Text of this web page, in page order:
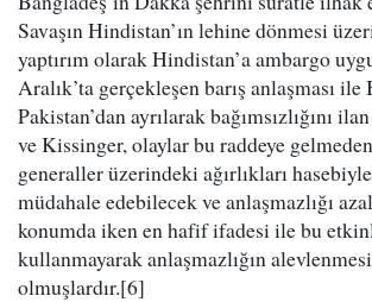
Savaşın Hindistan’ın lehine dönmesi
yaptırım olarak Hindistan’a ambargo
Aralık’ta gerçekleşen barış anlaşması ile
Pakistan’dan ayrılarak bağımsızlığını
ve Kissinger, olaylar bu raddeye
generaller üzerindeki ağırlıkları
müdahale edebilecek ve anlaşmazlığı
konumda iken en hafif ifadesi ile bu
kullanmayarak anlaşmazlığın
olmuşlardır.[6]